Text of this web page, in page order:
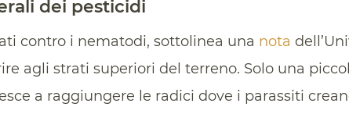
dei pesticidi
contro i nematodi, sottolinea una nota
agli strati superiori del terreno. Solo una
a raggiungere le radici dove i parassiti